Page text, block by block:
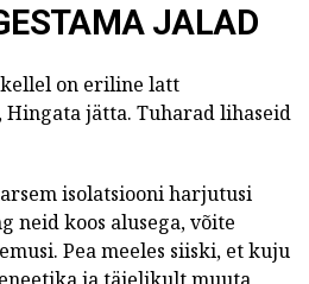
JALAD
on eriline latt
jätta. Tuharad lihaseid
isolatsiooni harjutusi
neid koos alusega, võite
Pea meeles siiski, et kuju